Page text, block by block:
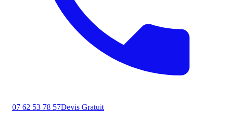
07 62 53 78 57Devis Gratuit